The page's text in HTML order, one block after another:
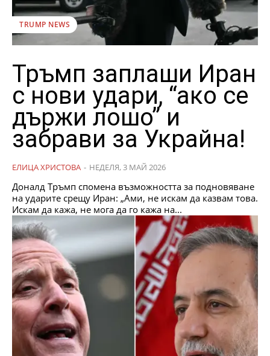
TRUMP NEWS
Тръмп заплаши Иран
с нови удари, “ако се
държи лошо” и
забрави за Украйна!
ЕЛИЦА ХРИСТОВА - НЕДЕЛЯ, 3 МАЙ 2026
Доналд Тръмп спомена възможността за подновяване
на ударите срещу Иран: „Ами, не искам да казвам това.
Искам да кажа, не мога да го кажа на...